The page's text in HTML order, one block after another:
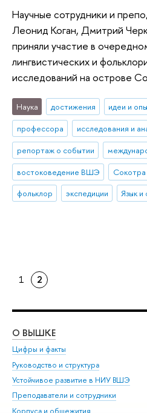
Научные сотрудники и
Леонид Коган, Дмитрий
приняли участие в
лингвистических и
исследований на острове
Наука достижения идеи и
профессора
исследования и
репортаж о событии
востоковедение ВШЭ
Сокотра
фольклор
экспедиции Язык
1 2
О ВЫШКЕ
Цифры и факты
Руководство и структура
Устойчивое развитие в НИУ ВШЭ
Преподаватели и сотрудники
Корпуса и общежития